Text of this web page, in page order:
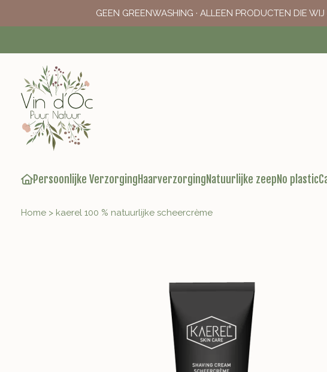
GEEN GREENWASHING · ALLEEN PRODUCTEN DIE
Persoonlijke VerzorgingHaarverzorgingNatuurlijke zeepNo plastic
Home > kaerel 100 % natuurlijke scheercrème